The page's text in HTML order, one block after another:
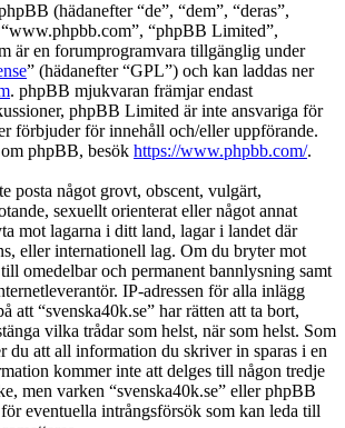
(hädanefter “de”, “dem”, “deras”,
“phpBB Limited”,
är en forumprogramvara tillgänglig under
” (hädanefter “GPL”) och kan laddas ner
. phpBB mjukvaran främjar endast
phpBB Limited är inte ansvariga för
förbjuder för innehåll och/eller uppförande.
phpBB, besök https://www.phpbb.com/.
posta något grovt, obscent, vulgärt,
sexuellt orienterat eller något annat
mot lagarna i ditt land, lagar i landet där
eller internationell lag. Om du bryter mot
omedelbar och permanent bannlysning samt
IP-adressen för alla inlägg
att “svenska40k.se” har rätten att ta bort,
vilka trådar som helst, när som helst. Som
du att all information du skriver in sparas i en
kommer inte att delges till någon tredje
men varken “svenska40k.se” eller phpBB
eventuella intrångsförsök som kan leda till